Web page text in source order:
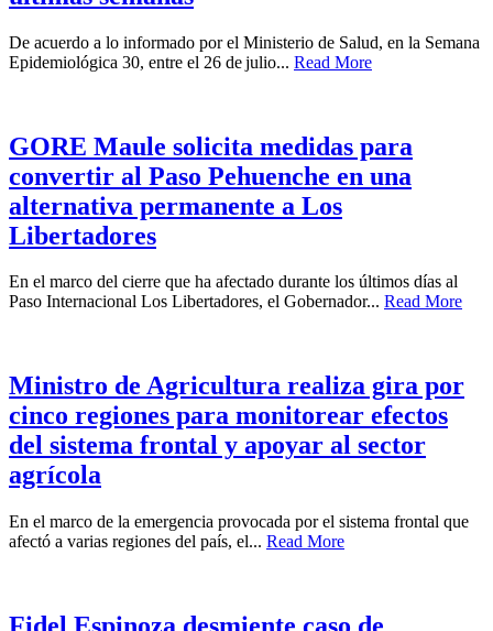
De acuerdo a lo informado por el Ministerio de Salud, en la Semana
Epidemiológica 30, entre el 26 de julio... Read More
GORE Maule solicita medidas para
convertir al Paso Pehuenche en una
alternativa permanente a Los
Libertadores
En el marco del cierre que ha afectado durante los últimos días al
Paso Internacional Los Libertadores, el Gobernador... Read More
Ministro de Agricultura realiza gira por
cinco regiones para monitorear efectos
del sistema frontal y apoyar al sector
agrícola
En el marco de la emergencia provocada por el sistema frontal que
afectó a varias regiones del país, el... Read More